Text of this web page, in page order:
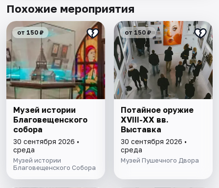
Похожие мероприятия
от 150 ₽
Музей истории
Благовещенского
собора
30 сентября 2026 •
среда
Музей истории
Благовещенского Собора
от 150 ₽
Потайное оружие
XVIII-XX вв.
Выставка
30 сентября 2026 •
среда
Музей Пушечного Двора